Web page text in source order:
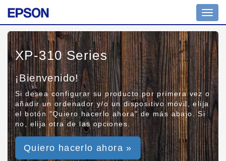
XP-310 Series
¡Bienvenido!
Si desea configurar su producto por primera vez o
añadir un ordenador y/o un dispositivo móvil, elija
el botón "Quiero hacerlo ahora" de más abajo. Si
no, elija otra de las opciones.
Quiero hacerlo ahora »